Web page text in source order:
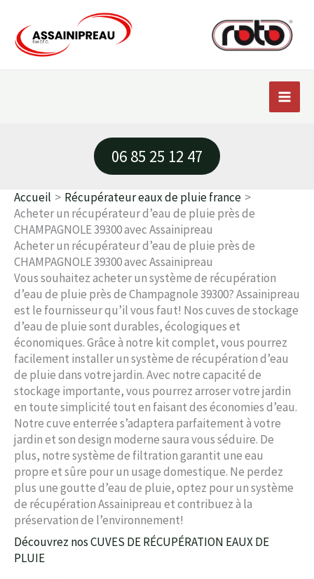
contenu
06 85 25 12 47
Accueil
Récupérateur eaux de pluie france
Acheter un récupérateur d’eau de pluie près de
CHAMPAGNOLE 39300 avec Assainipreau
Acheter un récupérateur d’eau de pluie près de
CHAMPAGNOLE 39300 avec Assainipreau
Vous souhaitez acheter un système de récupération
d’eau de pluie près de Champagnole 39300? Assainipreau
est le fournisseur qu’il vous faut! Nos cuves de stockage
d’eau de pluie sont durables, écologiques et
économiques. Grâce à notre kit complet, vous pourrez
facilement installer un système de récupération d’eau
de pluie dans votre jardin. Avec notre capacité de
stockage importante, vous pourrez arroser votre jardin
en toute simplicité tout en faisant des économies d’eau.
Notre cuve enterrée s’adaptera parfaitement à votre
jardin et son design moderne saura vous séduire. De
plus, notre système de filtration garantit une eau
propre et sûre pour un usage domestique. Ne perdez
plus une goutte d’eau de pluie, optez pour un système
de récupération Assainipreau et contribuez à la
préservation de l’environnement!
Découvrez nos CUVES DE RÉCUPÉRATION EAUX DE
PLUIE